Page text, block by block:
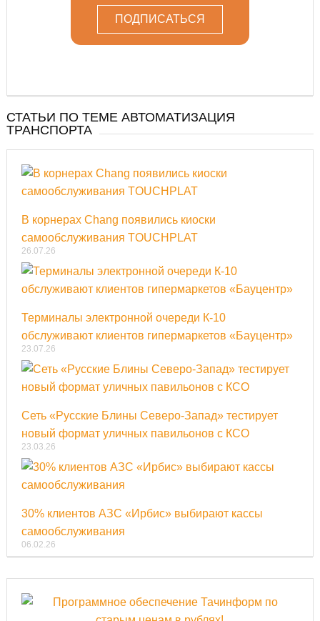
СТАТЬИ ПО ТЕМЕ АВТОМАТИЗАЦИЯ
ТРАНСПОРТА
В корнерах Chang появились киоски
самообслуживания TOUCHPLAT
26.07.26
Терминалы электронной очереди К-10
обслуживают клиентов гипермаркетов «Бауцентр»
23.07.26
Сеть «Русские Блины Северо-Запад» тестирует
новый формат уличных павильонов с КСО
23.03.26
30% клиентов АЗС «Ирбис» выбирают кассы
самообслуживания
06.02.26